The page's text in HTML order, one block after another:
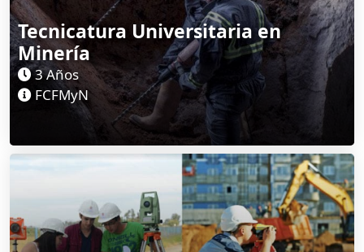
Tecnicatura Universitaria en
Minería
3 Años
FCFMyN